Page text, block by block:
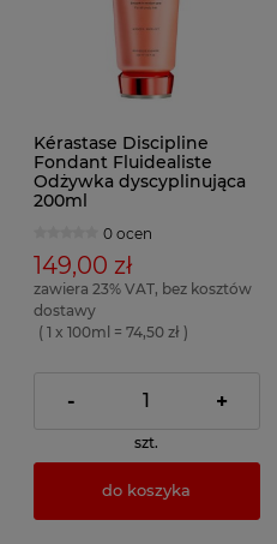
Kérastase Discipline
Fondant Fluidealiste
Odżywka dyscyplinująca
200ml
0 ocen
149,00 zł
zawiera 23% VAT, bez kosztów
dostawy
( 1 x 100ml = 74,50 zł )
- +
szt.
do koszyka